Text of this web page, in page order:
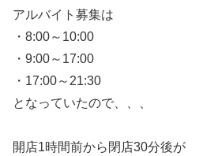
アルバイト募集は
・8:00～10:00
・9:00～17:00
・17:00～21:30
となっていたので、、、
開店1時間前から閉店30分後が